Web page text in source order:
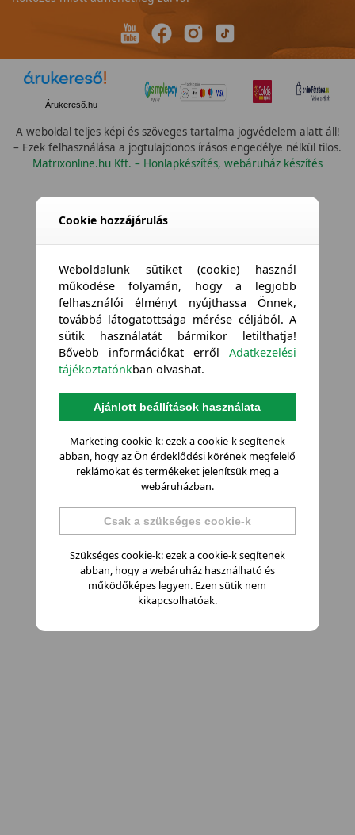
Árukereső.hu
A weboldal teljes képi és szöveges tartalma jogvédelem alatt áll!
– Ezek felhasználása a jogtulajdonos írásos engedélye nélkül tilos.
Matrixonline.hu Kft. – Honlapkészítés, webáruház készítés
Cookie hozzájárulás
Weboldalunk sütiket (cookie) használ
működése folyamán, hogy a legjobb
felhasználói élményt nyújthassa Önnek,
továbbá látogatottsága mérése céljából. A
sütik használatát bármikor letilthatja!
Bővebb információkat errőlAdatkezelési
tájékoztatónkban olvashat.
Ajánlott beállítások használata
Marketing cookie-k: ezek a cookie-k segítenek
abban, hogy az Ön érdeklődési körének megfelelő
reklámokat és termékeket jelenítsük meg a
webáruházban.
Csak a szükséges cookie-k
Szükséges cookie-k: ezek a cookie-k segítenek
abban, hogy a webáruház használható és
működőképes legyen. Ezen sütik nem
kikapcsolhatóak.